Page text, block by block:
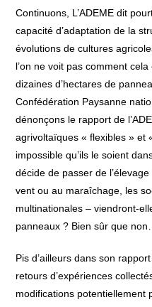
Continuons, L’ADEME dit
capacité d’adaptation de la
évolutions de cultures
l’on ne voit pas comment
dizaines d’hectares de
Confédération Paysanne
dénonçons le rapport de
agrivoltaïques « flexibles » et
impossible qu’ils le soient
décide de passer de
vent ou au maraîchage, les
multinationales – viendront-
panneaux ? Bien sûr que
Pis d’ailleurs dans son
retours d’expériences
modifications potentiellement